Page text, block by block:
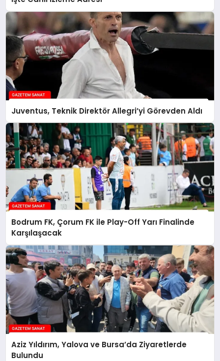
Juventus, Teknik Direktör Allegri’yi Görevden Aldı
Bodrum FK, Çorum FK ile Play-Off Yarı Finalinde
Karşılaşacak
Aziz Yıldırım, Yalova ve Bursa’da Ziyaretlerde
Bulundu